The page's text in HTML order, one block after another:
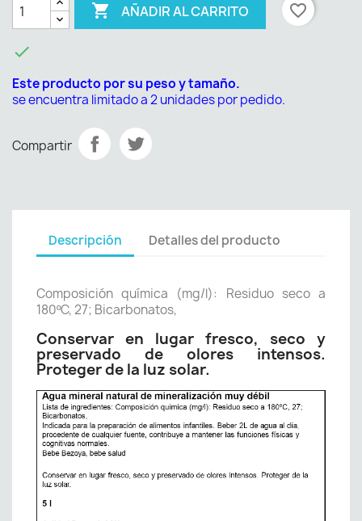
 AÑADIR AL CARRITO favorite_border

Este producto por su peso y tamaño.
se encuentra limitado a 2 unidades por pedido.
Compartir
Descripción Detalles del producto
Composición química (mg/l): Residuo seco a
180ºC, 27; Bicarbonatos,
Conservar en lugar fresco, seco y
preservado de olores intensos.
Proteger de la luz solar.